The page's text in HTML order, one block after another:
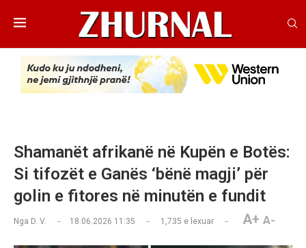
Shamanët afrikanë në Kupën e Botës:
Si tifozët e Ganës ‘bënë magji’ për
golin e fitores në minutën e fundit
Nga D. V. 18.06.2026 11:35 1,735 e lexuar A+ A-